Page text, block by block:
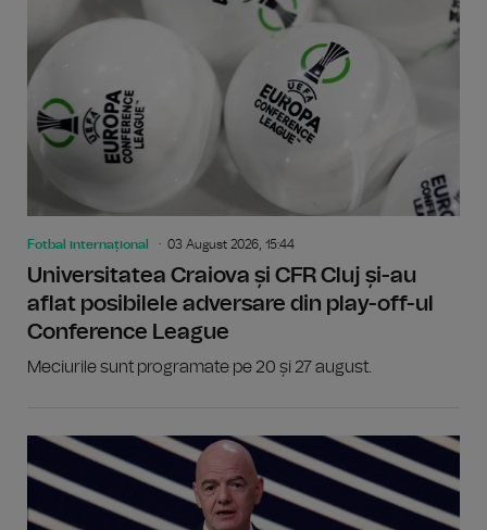
Fotbal internațional 03 August 2026, 15:44
Universitatea Craiova și CFR Cluj și-au
aflat posibilele adversare din play-off-ul
Conference League
Meciurile sunt programate pe 20 și 27 august.